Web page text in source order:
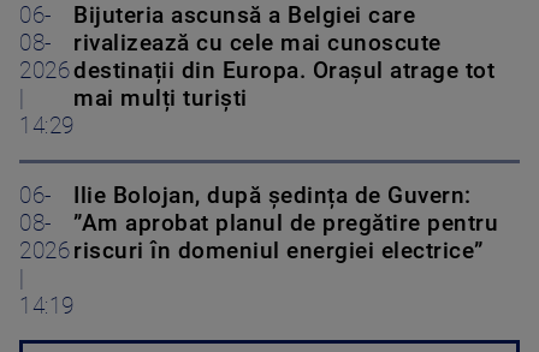
06-
08-
2026
14:29
Bijuteria ascunsă a Belgiei care
rivalizează cu cele mai cunoscute
destinații din Europa. Orașul atrage tot
mai mulți turiști
06-
08-
2026
14:19
Ilie Bolojan, după ședința de Guvern:
”Am aprobat planul de pregătire pentru
riscuri în domeniul energiei electrice”